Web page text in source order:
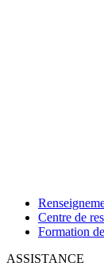
Centre de
Formation
ASSISTANCE